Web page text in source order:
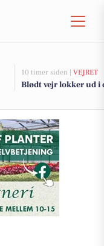
10 timer siden | VEJRET
Blødt vejr lokker ud i
skaber fællesskab i Land